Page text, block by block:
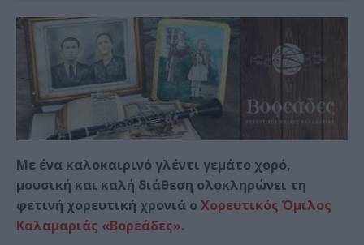
Με ένα καλοκαιρινό γλέντι γεμάτο χορό,
μουσική και καλή διάθεση ολοκληρώνει τη
φετινή χορευτική χρονιά ο Χορευτικός Όμιλος
Καλαμαριάς «Βορεάδες».